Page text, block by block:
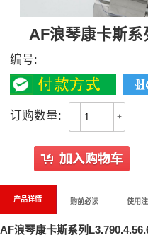
AF浪琴康卡斯系
编号:
订购数量: - +
产品详情 购前必读 使用
AF浪琴康卡斯系列